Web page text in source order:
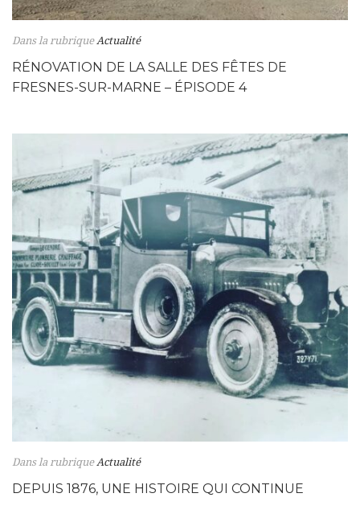
Dans la rubriqueActualité
RÉNOVATION DE LA SALLE DES FÊTES DE
FRESNES-SUR-MARNE – ÉPISODE 4
Dans la rubrique Actualité
DEPUIS 1876, UNE HISTOIRE QUI CONTINUE